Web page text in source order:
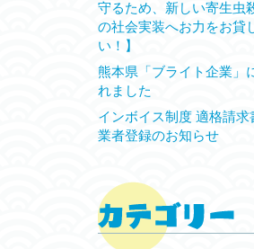
守るため、新しい寄生虫
の社会実装へお力をお貸
い！】
熊本県「ブライト企業」
れました
インボイス制度 適格請求
業者登録のお知らせ